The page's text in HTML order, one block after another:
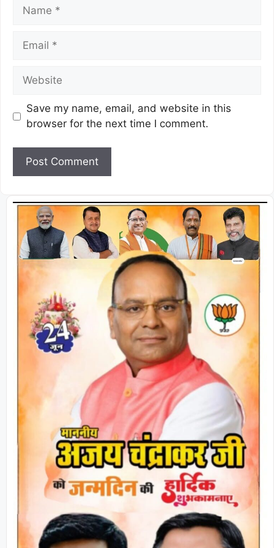
Save my name, email, and website in this
browser for the next time I comment.